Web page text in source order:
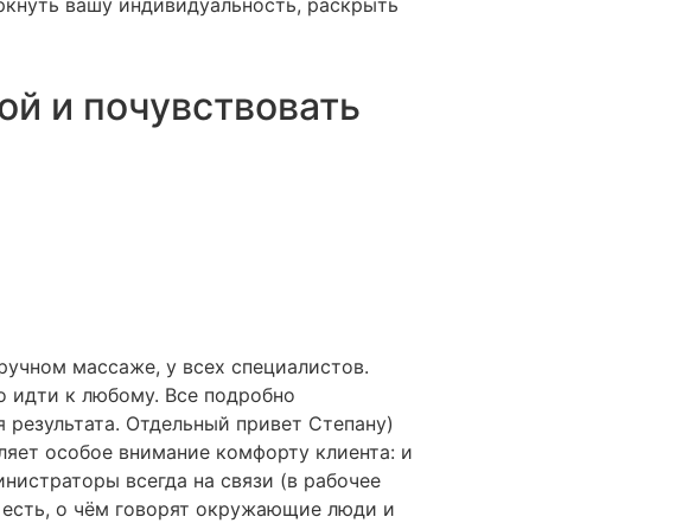
и почувствовать
массаже, у всех специалистов.
идти к любому. Все подробно
Отдельный привет Степану)
особое внимание комфорту клиента: и
всегда на связи (в рабочее
есть, о чём говорят окружающие люди и